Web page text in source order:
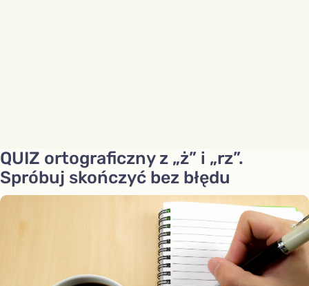
QUIZ ortograficzny z „ż” i „rz”.
Spróbuj skończyć bez błędu